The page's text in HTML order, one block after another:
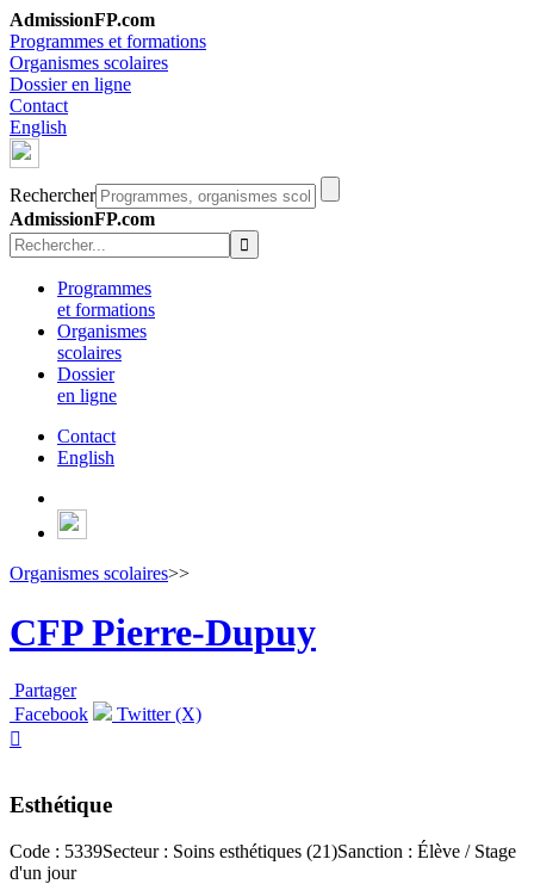
AdmissionFP.com
Programmes et formations
Organismes scolaires
Dossier en ligne
Contact
English
Rechercher
AdmissionFP.com
Programmes
et formations
Organismes
scolaires
Dossier
en ligne
Contact
English
Organismes scolaires>>
CFP Pierre-Dupuy
Partager
Facebook
Twitter (X)

Esthétique
Code : 5339Secteur : Soins esthétiques (21)Sanction : Élève / Stage
d'un jour